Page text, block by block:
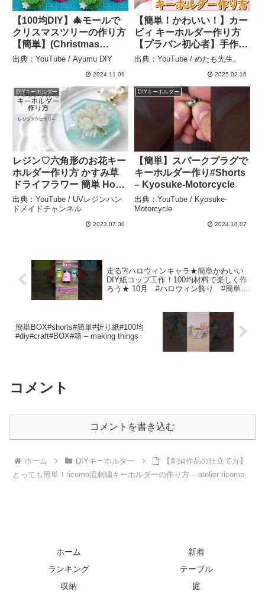
【100均DIY】🎄モールで
クリスマスツリーの作り方
【簡単】(Christmas
decoration) How to make
出典：YouTube / Ayumu DIY
2024.11.09
【簡単！かわいい！】カー
ビィ キーホルダー作り方
【プラバン初心者】手作り
キーケース 100均DIY
出典：YouTube / めたも先生。
2025.02.16
DIYキーホルダー
レジン♡六角形のお花キー
ホルダー作り方 かすみ草
ドライフラワー 簡単 How
to make resin
accessories. – UVレジン
ハンドメイドチャンネル
出典：YouTube / UVレジンハン
ドメイドチャンネル
2023.07.30
DIYキーホルダー
【簡単】スパークプラグで
キーホルダー作り#Shorts
– Kyosuke-Motorcycle
出典：YouTube / Kyosuke-
Motorcycle
2024.10.07
走る?!ハロウィンキャラ★簡単かわいい
DIY紙コップ工作！100均材料で楽しく作
ろう★ 10月 #ハロウィン飾り #簡単工
簡単BOX#shorts#簡単#折り紙#100均
#diy#craft#BOX#箱 – making things
コメント
コメントを書き込む
ホーム DIYキーホルダー
【刺繍作品の仕立て方】
とっても簡単！ricomo流刺繍キーホルダーの作り方 – atelier ricomo
ホーム
新着
ランキング
テーブル
収納
庭